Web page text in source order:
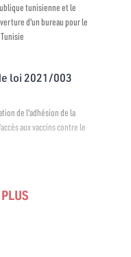
tunisienne et le
d'un bureau pour le
loi 2021/003
de l'adhésion de la
aux vaccins contre le